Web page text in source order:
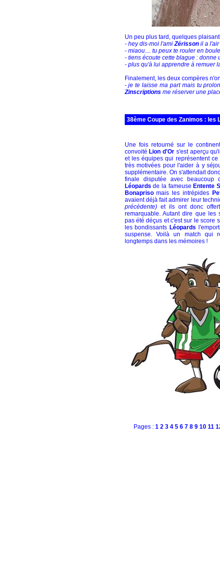
Un peu plus tard, quelques
- hey dis-moi l'amiZérissonil a l'air
- miaou.... tu peux te rouler en
- tiens écoute cette blague :
- plus qu'à lui apprendre à remuer
Finalement, les deux compères
- je te laisse ma part mais tu
Zinscriptionsme réserver une
38ème Coupe des Zanimos : les
Une fois retourné sur le
convoité Lion d'Or s'est aperçu
et les équipes qui représentent ce
très motivées pour l'aider à y
supplémentaire. On s'attendait
finale disputée avec beaucoup
Léopards de la fameuse Entente
Bonaprisomais les intrépides
avaient déjà fait admirer leur
précédente)et ils ont donc offert
remarquable. Autant dire que les
pas été déçus et c'est sur le score
les bondissants Léopards
suspense. Voilà un match qui
longtemps dans les mémoires !
Pages : 1 2 3 4 5 6 7 8 9 10 11